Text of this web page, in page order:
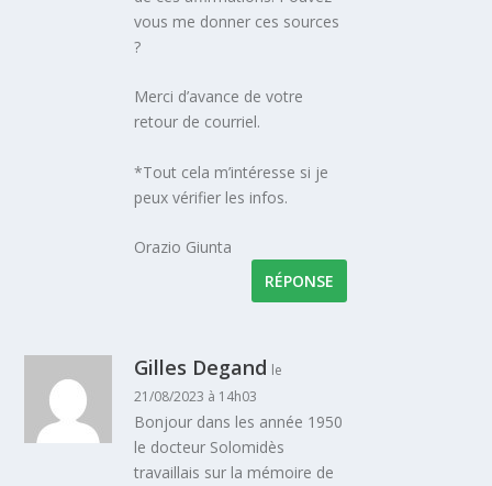
vous me donner ces sources
?
Merci d’avance de votre
retour de courriel.
*Tout cela m’intéresse si je
peux vérifier les infos.
Orazio Giunta
RÉPONSE
Gilles Degand le
21/08/2023 à 14h03
Bonjour dans les année 1950
le docteur Solomidès
travaillais sur la mémoire de